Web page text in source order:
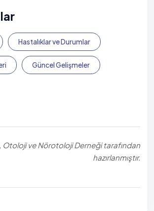
Hastalıklar ve Durumlar
Güncel Gelişmeler
Otoloji ve Nörotoloji Derneği tarafından
hazırlanmıştır.